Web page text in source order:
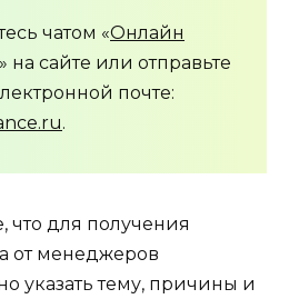
чатом «Онлайн
» на сайте или отправьте
почте:
.
что для получения
от менеджеров
указать тему, причины и